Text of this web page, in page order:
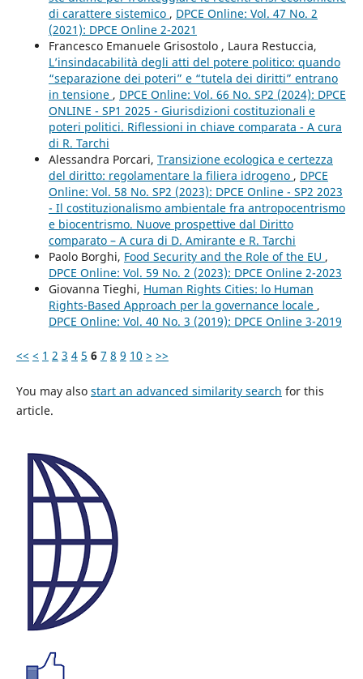
di carattere sistemico , DPCE Online: Vol. 47 No. 2
(2021): DPCE Online 2-2021
Francesco Emanuele Grisostolo , Laura Restuccia,
L’insindacabilità degli atti del potere politico: quando
“separazione dei poteri” e “tutela dei diritti” entrano
in tensione , DPCE Online: Vol. 66 No. SP2 (2024): DPCE
ONLINE - SP1 2025 - Giurisdizioni costituzionali e
poteri politici. Riflessioni in chiave comparata - A cura
di R. Tarchi
Alessandra Porcari, Transizione ecologica e certezza
del diritto: regolamentare la filiera idrogeno , DPCE
Online: Vol. 58 No. SP2 (2023): DPCE Online - SP2 2023
- Il costituzionalismo ambientale fra antropocentrismo
e biocentrismo. Nuove prospettive dal Diritto
comparato – A cura di D. Amirante e R. Tarchi
Paolo Borghi, Food Security and the Role of the EU ,
DPCE Online: Vol. 59 No. 2 (2023): DPCE Online 2-2023
Giovanna Tieghi, Human Rights Cities: lo Human
Rights-Based Approach per la governance locale ,
DPCE Online: Vol. 40 No. 3 (2019): DPCE Online 3-2019
<< < 1 2 3 4 5 6 7 8 9 10 > >>
You may also start an advanced similarity search for this
article.